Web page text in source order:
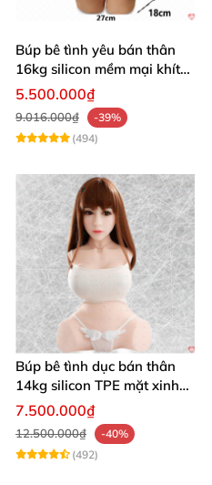
Búp bê tình yêu bán thân
16kg silicon mềm mại khít
hồng
5.500.000₫
9.016.000₫
-39%
(494)
Búp bê tình dục bán thân
14kg silicon TPE mặt xinh
trắng hồng
7.500.000₫
12.500.000₫
-40%
(492)